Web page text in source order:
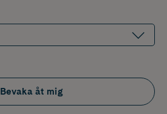
Bevaka åt mig